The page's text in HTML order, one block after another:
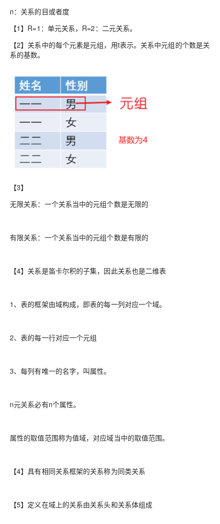
n：关系的目或者度
【1】R=1：单元关系，R=2：二元关系。
【2】关系中的每个元素是元组，用t表示。关系中元组的个数是关
系的基数。
【3】
无限关系：一个关系当中的元组个数是无限的
有限关系：一个关系当中的元组个数是有限的
【4】关系是笛卡尔积的子集，因此关系也是二维表
1、表的框架由域构成，即表的每一列对应一个域。
2、表的每一行对应一个元组
3、每列有唯一的名字，叫属性。
n元关系必有n个属性。
属性的取值范围称为值域，对应域当中的取值范围。
【4】具有相同关系框架的关系称为同类关系
【5】定义在域上的关系由关系头和关系体组成